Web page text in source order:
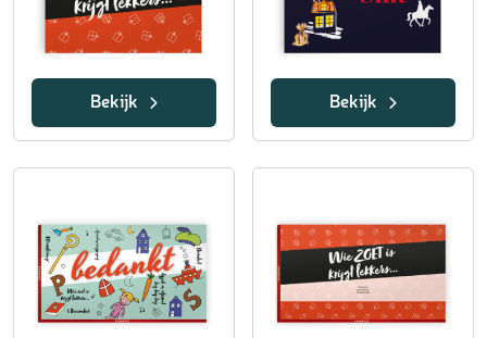
Bekijk Bekijk